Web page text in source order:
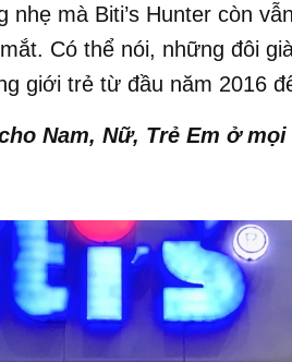
nhẹ mà Biti’s Hunter còn
Có thể nói, những đôi
giới trẻ từ đầu năm 2016
Nam, Nữ, Trẻ Em ở